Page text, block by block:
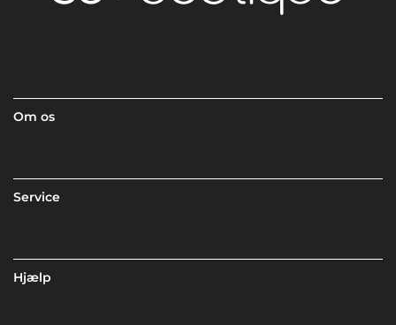
Om os
Service
Hjælp